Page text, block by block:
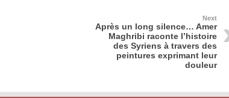
Next
Après un long silence… Amer
Maghribi raconte l’histoire
des Syriens à travers des
peintures exprimant leur
douleur